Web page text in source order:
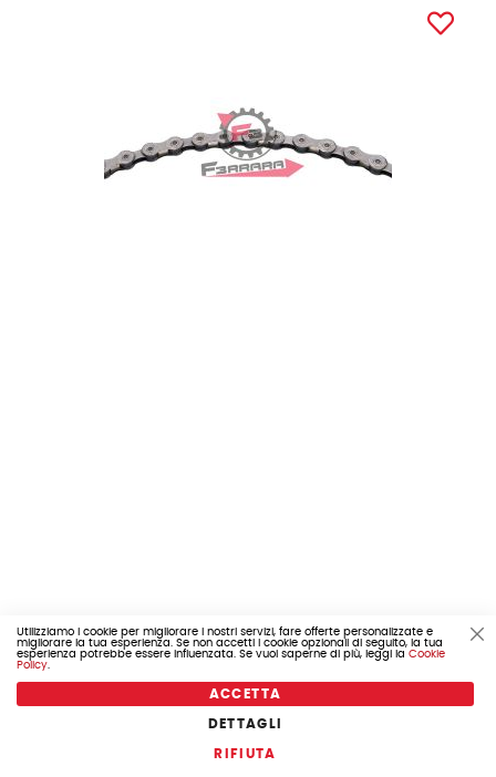
CATENA BICI 10V 116 MAGLIE GRIGIO X10 73 OEM IN
Utilizziamo i cookie per migliorare i nostri servizi, fare offerte personalizzate e
migliorare la tua esperienza. Se non accetti i cookie opzionali di seguito, la tua
esperienza potrebbe essere influenzata. Se vuoi saperne di più, leggi la Cookie
Policy.
ACCETTA
DETTAGLI
RIFIUTA